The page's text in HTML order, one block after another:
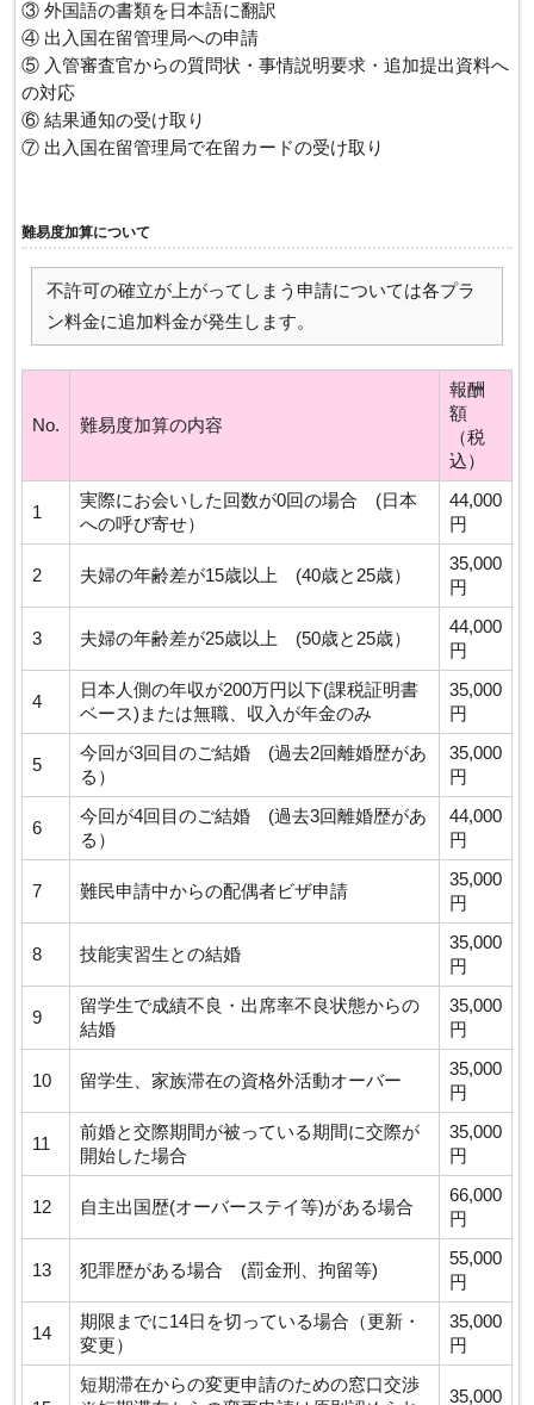
③ 外国語の書類を日本語に翻訳
④ 出入国在留管理局への申請
⑤ 入管審査官からの質問状・事情説明要求・追加提出資料へ
の対応
⑥ 結果通知の受け取り
⑦ 出入国在留管理局で在留カードの受け取り
難易度加算について
不許可の確立が上がってしまう申請については各プラ
ン料金に追加料金が発生します。
No. 難易度加算の内容
報酬
額
（税
込）
1
実際にお会いした回数が0回の場合 (日本
への呼び寄せ）
44,000
円
2 夫婦の年齢差が15歳以上 (40歳と25歳）
35,000
円
3 夫婦の年齢差が25歳以上 (50歳と25歳）
44,000
円
4
日本人側の年収が200万円以下(課税証明書
ベース)または無職、収入が年金のみ
35,000
円
5
今回が3回目のご結婚 (過去2回離婚歴があ
る）
35,000
円
6
今回が4回目のご結婚 (過去3回離婚歴があ
る）
44,000
円
7 難民申請中からの配偶者ビザ申請
35,000
円
8 技能実習生との結婚
35,000
円
9
留学生で成績不良・出席率不良状態からの
結婚
35,000
円
10 留学生、家族滞在の資格外活動オーバー
35,000
円
11
前婚と交際期間が被っている期間に交際が
開始した場合
35,000
円
12 自主出国歴(オーバーステイ等)がある場合
66,000
円
13 犯罪歴がある場合 (罰金刑、拘留等)
55,000
円
14
期限までに14日を切っている場合（更新・
変更）
35,000
円
短期滞在からの変更申請のための窓口交渉
35,000